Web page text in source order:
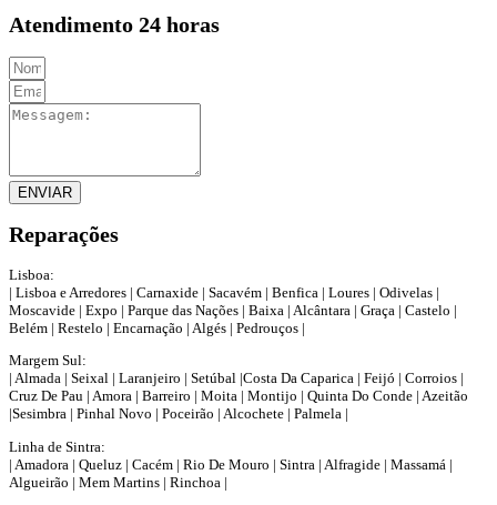
Atendimento 24 horas
ENVIAR
Reparações
Lisboa:
| Lisboa e Arredores | Carnaxide | Sacavém | Benfica | Loures | Odivelas |
Moscavide | Expo | Parque das Nações | Baixa | Alcântara | Graça | Castelo |
Belém | Restelo | Encarnação | Algés | Pedrouços |
Margem Sul:
| Almada | Seixal | Laranjeiro | Setúbal |Costa Da Caparica | Feijó | Corroios |
Cruz De Pau | Amora | Barreiro | Moita | Montijo | Quinta Do Conde | Azeitão
|Sesimbra | Pinhal Novo | Poceirão | Alcochete | Palmela |
Linha de Sintra:
| Amadora | Queluz | Cacém | Rio De Mouro | Sintra | Alfragide | Massamá |
Algueirão | Mem Martins | Rinchoa |